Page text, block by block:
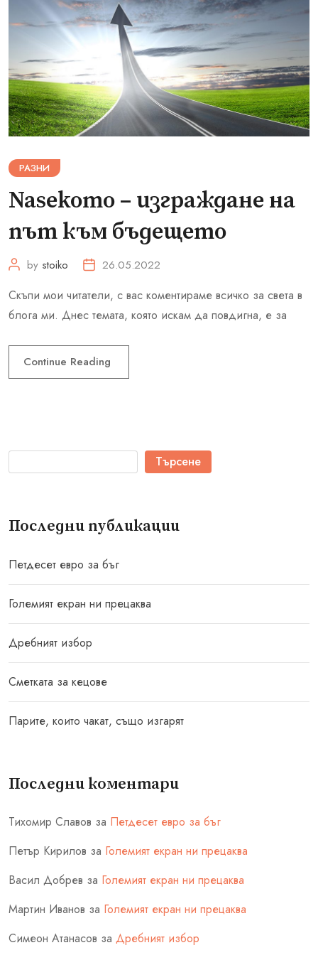
РАЗНИ
Nasekomo – изграждане на
път към бъдещето
by stoiko 26.05.2022
Скъпи мои читатели, с вас коментираме всичко за света в
блога ми. Днес темата, която искам да повдигна, е за
Continue Reading
Търсене
Последни публикации
Петдесет евро за бъг
Големият екран ни прецаква
Дребният избор
Сметката за кецове
Парите, които чакат, също изгарят
Последни коментари
Тихомир Славов за Петдесет евро за бъг
Петър Кирилов за Големият екран ни прецаква
Васил Добрев за Големият екран ни прецаква
Мартин Иванов за Големият екран ни прецаква
Симеон Атанасов за Дребният избор